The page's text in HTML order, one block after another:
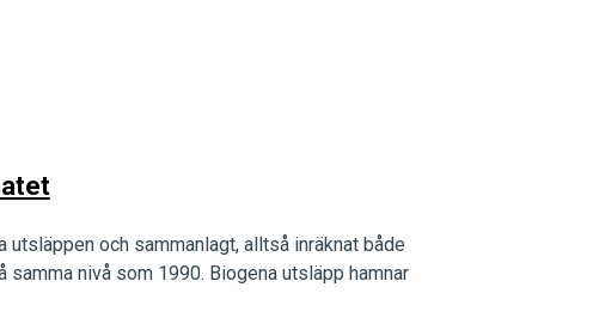
och sammanlagt, alltså inräknat både
nivå som 1990. Biogena utsläpp hamnar